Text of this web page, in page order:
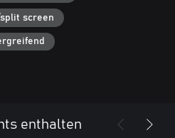
screen
enthalten